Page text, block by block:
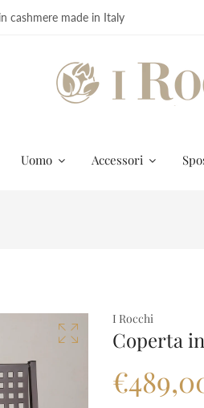
cashmere made in Italy
Uomo Accessori
I Rocchi
Coperta